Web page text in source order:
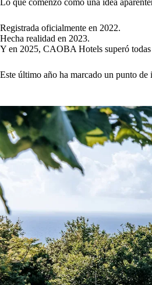
Presencia en medios comoForbes
Su materialización offline con
CAOBA Hotels no avanza rápido por